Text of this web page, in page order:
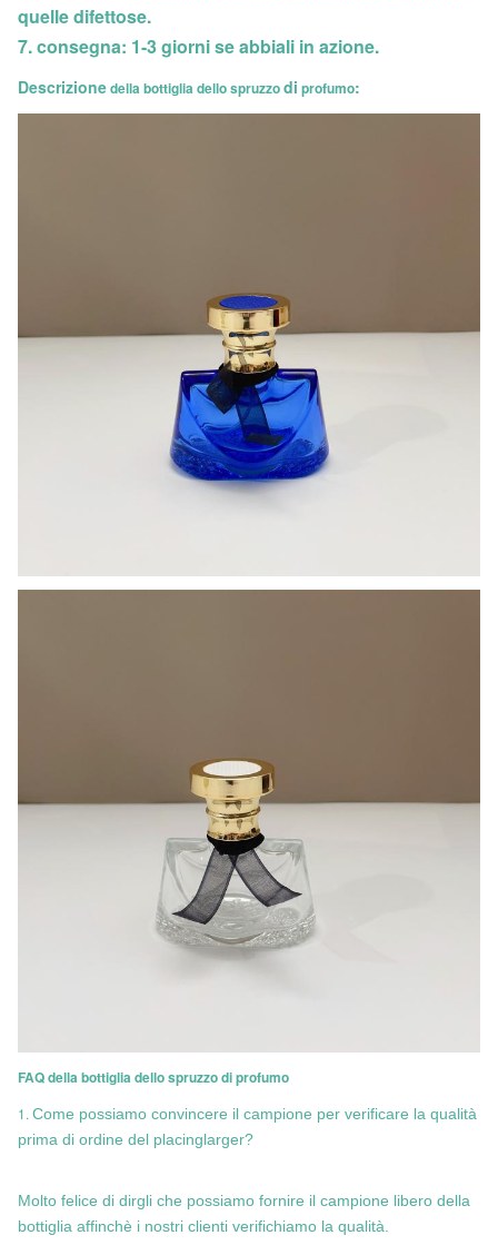
quelle difettose.
7. consegna: 1-3 giorni se abbiali in azione.
Descrizionedella bottiglia dello spruzzodi profumo:
FAQ della bottiglia dello spruzzo di profumo
1. Come possiamo convincere il campione per verificare la qualità
prima di ordine del placinglarger?
Molto felice di dirgli che possiamo fornire il campione libero della
bottiglia affinchè i nostri clienti verifichiamo la qualità.